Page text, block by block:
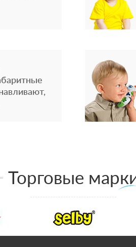
Торговые